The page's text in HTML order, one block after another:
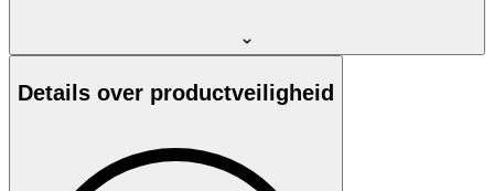
Details over productveiligheid